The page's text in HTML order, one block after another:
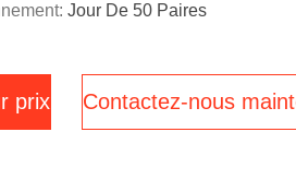
Jour De 50 Paires
prix Contactez-nous